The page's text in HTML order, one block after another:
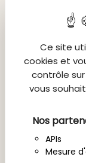
Ce site
cookies et
contrôle
vous
Nos
APIs
Mesure
FAQ